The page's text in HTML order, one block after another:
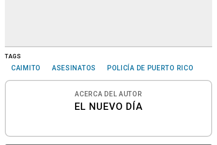
TAGS
CAIMITO ASESINATOS POLICÍA DE PUERTO RICO
ACERCA DEL AUTOR
EL NUEVO DÍA